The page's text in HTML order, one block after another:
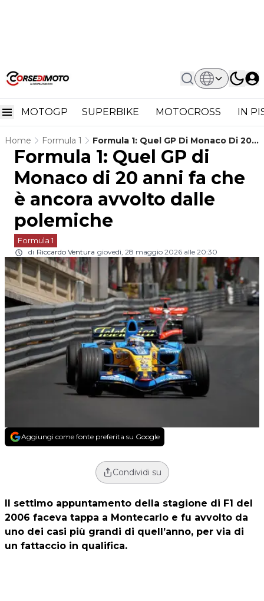
MOTOGP SUPERBIKE MOTOCROSS IN
Home Formula 1
Formula 1: Quel GP Di Monaco Di 20
Anni Fa Che È Ancora Avvolto Dalle
Polemiche
Formula 1: Quel GP di
Monaco di 20 anni fa che
è ancora avvolto dalle
polemiche
Formula 1
di Riccardo Ventura giovedì, 28 maggio 2026 alle 20:30
Aggiungi come fonte preferita su Google
Condividi su
Il settimo appuntamento della stagione di F1 del
2006 faceva tappa a Montecarlo e fu avvolto da
uno dei casi più grandi di quell’anno, per via di
un fattaccio in qualifica.